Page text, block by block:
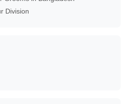
Division